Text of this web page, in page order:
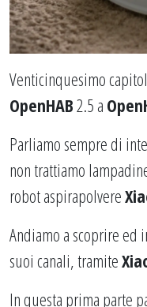
Venticinquesimo
OpenHAB2.5 a
Parliamo sempre di
non trattiamo
robot aspirapolvere
Andiamo a scoprire ed
suoi canali, tramite
In questa prima parte